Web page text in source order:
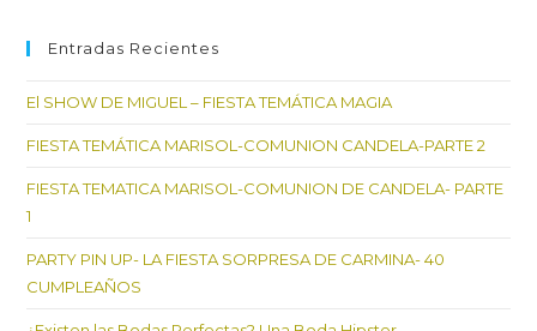
Entradas Recientes
El SHOW DE MIGUEL – FIESTA TEMÁTICA MAGIA
FIESTA TEMÁTICA MARISOL-COMUNION CANDELA-PARTE 2
FIESTA TEMATICA MARISOL-COMUNION DE CANDELA- PARTE
1
PARTY PIN UP- LA FIESTA SORPRESA DE CARMINA- 40
CUMPLEAÑOS